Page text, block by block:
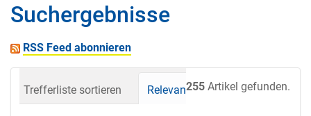
Suchergebnisse
RSS Feed abonnieren
255 Artikel gefunden.
Trefferliste sortieren Relevanz Datum